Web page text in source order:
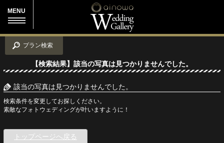
MENU
プラン検索
【検索結果】該当の写真は見つかりませんでした。
該当の写真は見つかりませんでした。
検索条件を変更してお探しください。
素敵なフォトウェディングが叶いますように！
トップページへ戻る